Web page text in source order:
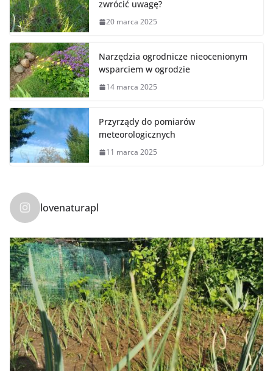
zwrócić uwagę?
20 marca 2025
Narzędzia ogrodnicze nieocenionym
wsparciem w ogrodzie
14 marca 2025
Przyrządy do pomiarów
meteorologicznych
11 marca 2025
lovenaturapl